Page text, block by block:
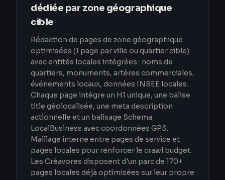
dédiée par zone géographique
cible
Rédaction de pages de zone géographique
optimisées (1 page par ville ou quartier cible)
avec entités locales intégrées : noms de
quartiers, monuments, artères commerciales,
événements locaux, données INSEE locales.
Chaque page intègre un H1 unique, une balise
title géolocalisée, une meta description
actionnelle et un balisage Schema
LocalBusiness avec coordonnées GPS.
Maillage interne entre pages de service et
pages locales pour renforcer le crawl budget.
Les Créavores disposent d'un parc de 170+
pages locales déjà optimisées sur leur propre